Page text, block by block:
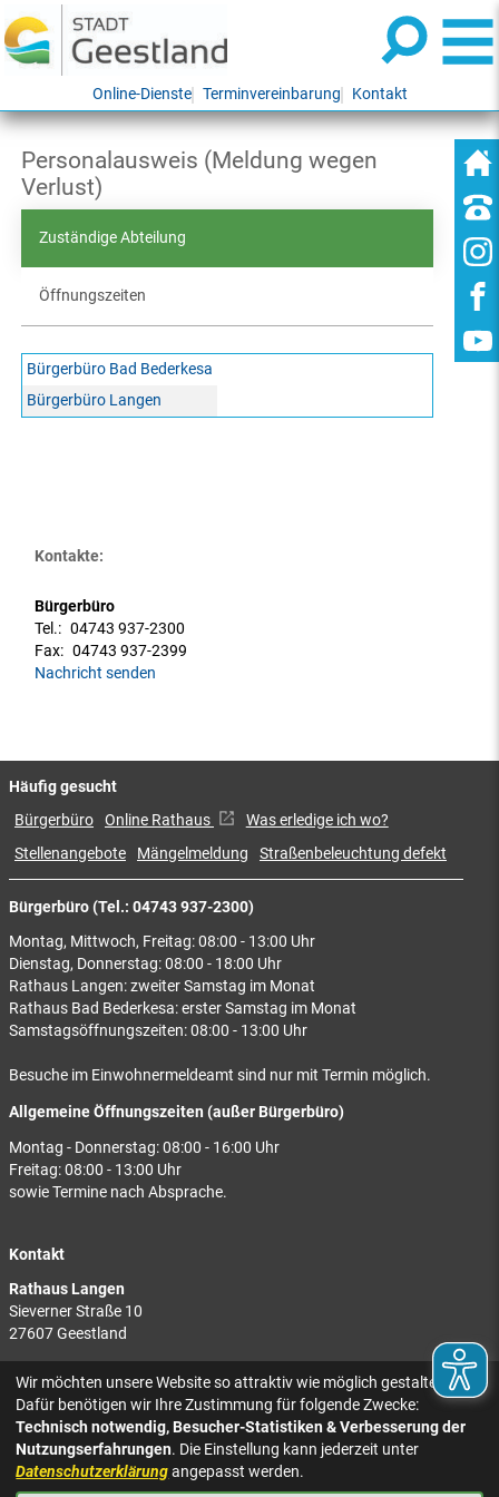
Online-Dienste Terminvereinbarung Kontakt
Personalausweis (Meldung wegen
Verlust)
Zuständige Abteilung
Öffnungszeiten
Bürgerbüro Bad Bederkesa
Bürgerbüro Langen
Kontakte:
Bürgerbüro
Tel.: 04743 937-2300
Fax: 04743 937-2399
Nachricht senden
Bürgerbüro (Tel.: 04743 937-2300)
Montag, Mittwoch, Freitag: 08:00 - 13:00 Uhr
Dienstag, Donnerstag: 08:00 - 18:00 Uhr
Rathaus Langen: zweiter Samstag im Monat
Rathaus Bad Bederkesa: erster Samstag im Monat
Samstagsöffnungszeiten: 08:00 - 13:00 Uhr
Besuche im Einwohnermeldeamt sind nur mit Termin möglich.
Allgemeine Öffnungszeiten (außer Bürgerbüro)
Montag - Donnerstag: 08:00 - 16:00 Uhr
Freitag: 08:00 - 13:00 Uhr
sowie Termine nach Absprache.
Kontakt
Rathaus Langen
Sieverner Straße 10
27607 Geestland
Rathaus Bad Bederkesa
Am Markt 8
27624 Geestland
Tel.: 04743 937-2300
Häufig gesucht
Bürgerbüro Online Rathaus
Was erledige ich wo?
Stellenangebote
Mängelmeldung Straßenbeleuchtung defekt
Wir möchten unsere Website so attraktiv wie möglich gestalten.
Dafür benötigen wir Ihre Zustimmung für folgende Zwecke:
Technisch notwendig, Besucher-Statistiken & Verbesserung der
Nutzungserfahrungen. Die Einstellung kann jederzeit unter
Datenschutzerklärungangepasst werden.